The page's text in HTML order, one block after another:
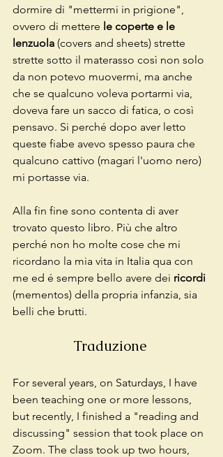
dormire di "mettermi in prigione",
ovvero di mettere le coperte e le
lenzuola (covers and sheets) strette
strette sotto il materasso così non solo
da non potevo muovermi, ma anche
che se qualcuno voleva portarmi via,
doveva fare un sacco di fatica, o così
pensavo. Si perché dopo aver letto
queste fiabe avevo spesso paura che
qualcuno cattivo (magari l'uomo nero)
mi portasse via.
Alla fin fine sono contenta di aver
trovato questo libro. Più che altro
perché non ho molte cose che mi
ricordano la mia vita in Italia qua con
me ed é sempre bello avere dei ricordi
(mementos) della propria infanzia, sia
belli che brutti.
Traduzione
For several years, on Saturdays, I have
been teaching one or more lessons,
but recently, I finished a "reading and
discussing" session that took place on
Zoom. The class took up two hours,